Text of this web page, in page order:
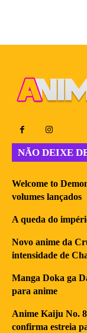
NÃO DEIXE
Welcome to
volumes lançados
A queda do
Novo anime da
intensidade de
Manga Doka ga
para anime
Anime Kaiju No.
confirma estreia